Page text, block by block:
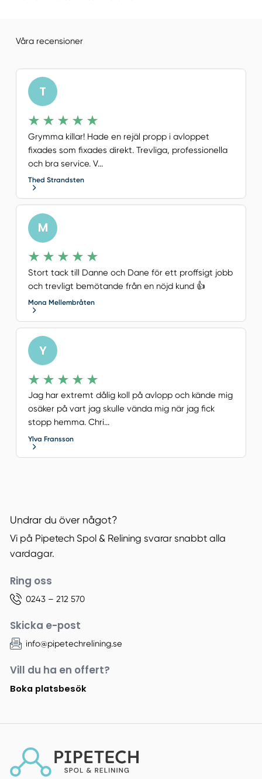
Våra recensioner
T
Grymma killar! Hade en rejäl propp i avloppet
fixades som fixades direkt. Trevliga, professionella
och bra service. V...
Thed Strandsten
M
Stort tack till Danne och Dane för ett proffsigt jobb
och trevligt bemötande från en nöjd kund 👍
Mona Mellembråten
Y
Jag har extremt dålig koll på avlopp och kände mig
osäker på vart jag skulle vända mig när jag fick
stopp hemma. Chri...
Ylva Fransson
Undrar du över något?
Vi på Pipetech Spol & Relining svarar snabbt alla
vardagar.
Ring oss
0243 – 212 570
Skicka e-post
info@pipetechrelining.se
Vill du ha en offert?
Boka platsbesök